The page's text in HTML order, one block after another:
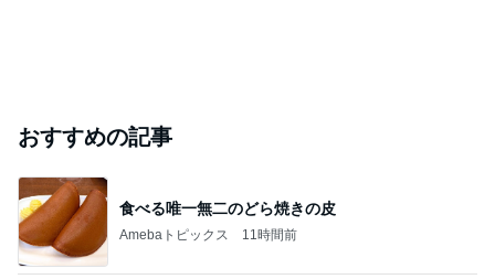
おすすめの記事
食べる唯一無二のどら焼きの皮
Amebaトピックス 11時間前